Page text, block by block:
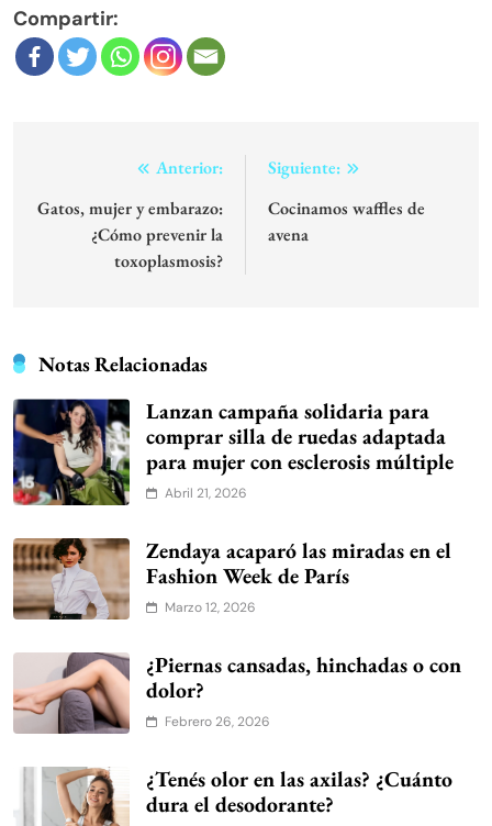
Compartir:
Navegación
de
entradas
Anterior:
Gatos, mujer y embarazo:
¿Cómo prevenir la
toxoplasmosis?
Siguiente:
Cocinamos waffles de
avena
Notas Relacionadas
Lanzan campaña solidaria para
comprar silla de ruedas adaptada
para mujer con esclerosis múltiple
Abril 21, 2026
Zendaya acaparó las miradas en el
Fashion Week de París
Marzo 12, 2026
¿Piernas cansadas, hinchadas o con
dolor?
Febrero 26, 2026
¿Tenés olor en las axilas? ¿Cuánto
dura el desodorante?